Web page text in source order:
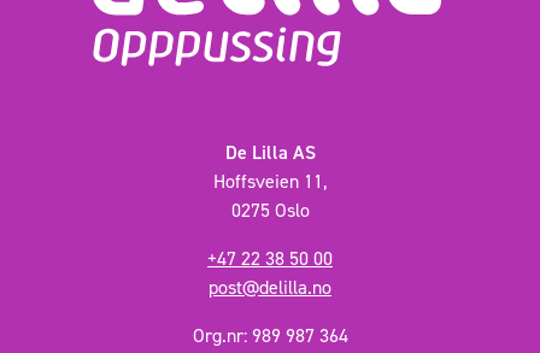
De Lilla AS
Hoffsveien 11,
0275 Oslo
+47 22 38 50 00
post@delilla.no
Org.nr: 989 987 364